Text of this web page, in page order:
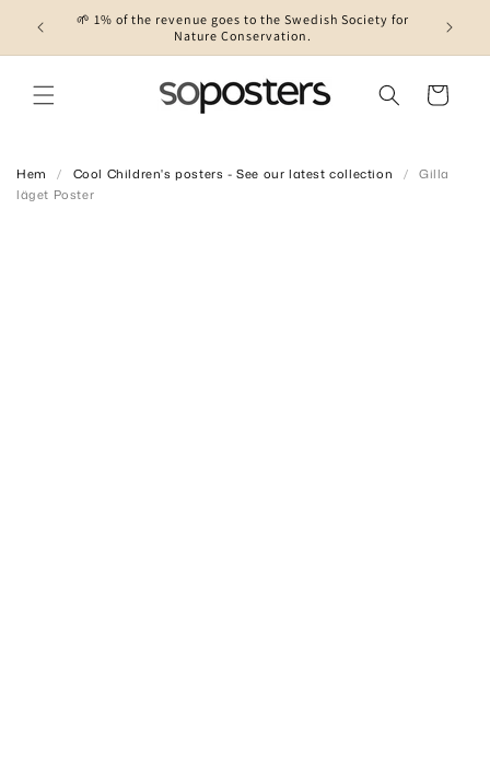
Skip to content🌱 1% of the revenue goes to the Swedish Society for
Nature Conservation.
Cart
Hem / Cool Children's posters - See our latest collection /
Gilla
läget Poster